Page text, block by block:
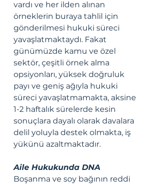
vardı ve her ilden alınan
örneklerin buraya tahlil için
gönderilmesi hukuki süreci
yavaşlatmaktaydı. Fakat
günümüzde kamu ve özel
sektör, çeşitli örnek alma
opsiyonları, yüksek doğruluk
payı ve geniş ağıyla hukuki
süreci yavaşlatmamakta, aksine
1-2 haftalık sürelerde kesin
sonuçlara dayalı olarak davalara
delil yoluyla destek olmakta, iş
yükünü azaltmaktadır.
Aile Hukukunda DNA
Boşanma ve soy bağının reddi